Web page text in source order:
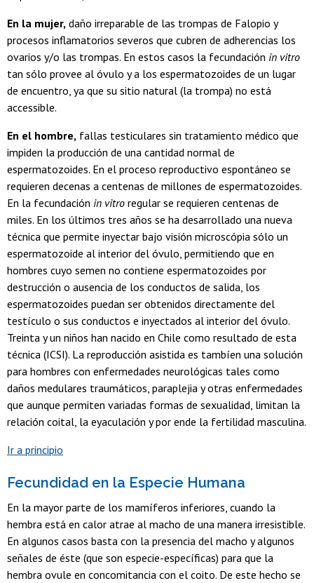
En la mujer, daño irreparable de las trompas de Falopio y
procesos inflamatorios severos que cubren de adherencias los
ovarios y/o las trompas. En estos casos la fecundación in vitro
tan sólo provee al óvulo y a los espermatozoides de un lugar
de encuentro, ya que su sitio natural (la trompa) no está
accessible.
En el hombre, fallas testiculares sin tratamiento médico que
impiden la producción de una cantidad normal de
espermatozoides. En el proceso reproductivo espontáneo se
requieren decenas a centenas de millones de espermatozoides.
En la fecundación in vitro regular se requieren centenas de
miles. En los últimos tres años se ha desarrollado una nueva
técnica que permite inyectar bajo visión microscópia sólo un
espermatozoide al interior del óvulo, permitiendo que en
hombres cuyo semen no contiene espermatozoides por
destrucción o ausencia de los conductos de salida, los
espermatozoides puedan ser obtenidos directamente del
testículo o sus conductos e inyectados al interior del óvulo.
Treinta y un niños han nacido en Chile como resultado de esta
técnica (ICSI). La reproducción asistida es tambíen una solución
para hombres con enfermedades neurológicas tales como
daños medulares traumáticos, paraplejia y otras enfermedades
que aunque permiten variadas formas de sexualidad, limitan la
relación coital, la eyaculación y por ende la fertilidad masculina.
Ir a principio
Fecundidad en la Especie Humana
En la mayor parte de los mamíferos inferiores, cuando la
hembra está en calor atrae al macho de una manera irresistible.
En algunos casos basta con la presencia del macho y algunos
señales de éste (que son especie-específicas) para que la
hembra ovule en concomitancia con el coito. De este hecho se